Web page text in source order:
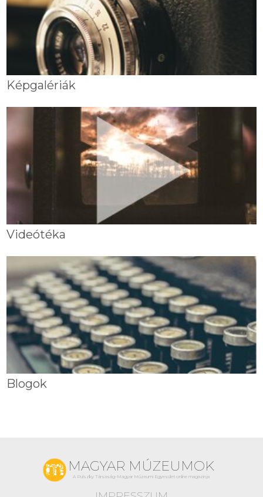
Képgalériák
Videótéka
Blogok
MAGYAR MÚZEUMOK
A Pulszky Társaság-Magyar Múzeumi Egyesület online magazinja